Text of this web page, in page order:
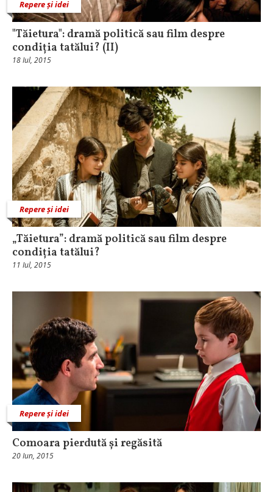
Repere și idei
"Tăietura": dramă politică sau film despre
condiția tatălui? (II)
18 Iul, 2015
Repere și idei
„Tăietura”: dramă politică sau film despre
condiția tatălui?
11 Iul, 2015
Repere și idei
Comoara pierdută și regăsită
20 Iun, 2015